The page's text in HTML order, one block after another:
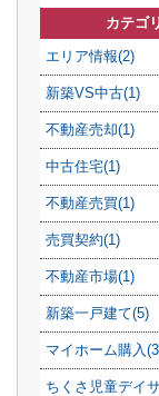
カテゴリ
エリア情報(2)
新築VS中古(1)
不動産売却(1)
中古住宅(1)
不動産売買(1)
売買契約(1)
不動産市場(1)
新築一戸建て(5)
マイホーム購入
ちくさ児童デイ